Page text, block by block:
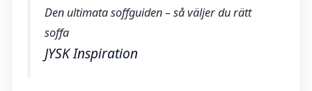
Den ultimata soffguiden – så väljer du rätt
soffa
JYSK Inspiration